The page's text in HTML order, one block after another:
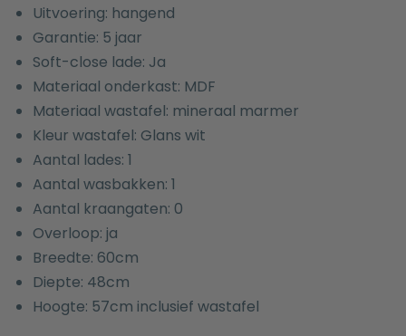
Uitvoering: hangend
Garantie: 5 jaar
Soft-close lade: Ja
Materiaal onderkast: MDF
Materiaal wastafel: mineraal marmer
Kleur wastafel: Glans wit
Aantal lades: 1
Aantal wasbakken: 1
Aantal kraangaten: 0
Overloop: ja
Breedte: 60cm
Diepte: 48cm
Hoogte: 57cm inclusief wastafel